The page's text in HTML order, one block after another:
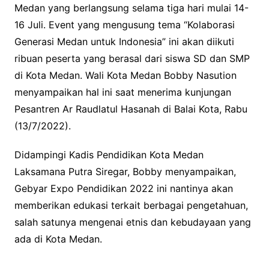
Medan yang berlangsung selama tiga hari mulai 14-
16 Juli. Event yang mengusung tema “Kolaborasi
Generasi Medan untuk Indonesia” ini akan diikuti
ribuan peserta yang berasal dari siswa SD dan SMP
di Kota Medan. Wali Kota Medan Bobby Nasution
menyampaikan hal ini saat menerima kunjungan
Pesantren Ar Raudlatul Hasanah di Balai Kota, Rabu
(13/7/2022).
Didampingi Kadis Pendidikan Kota Medan
Laksamana Putra Siregar, Bobby menyampaikan,
Gebyar Expo Pendidikan 2022 ini nantinya akan
memberikan edukasi terkait berbagai pengetahuan,
salah satunya mengenai etnis dan kebudayaan yang
ada di Kota Medan.